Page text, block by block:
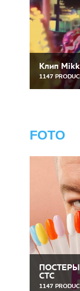
Клип
1147
FOTO
СТС
1147